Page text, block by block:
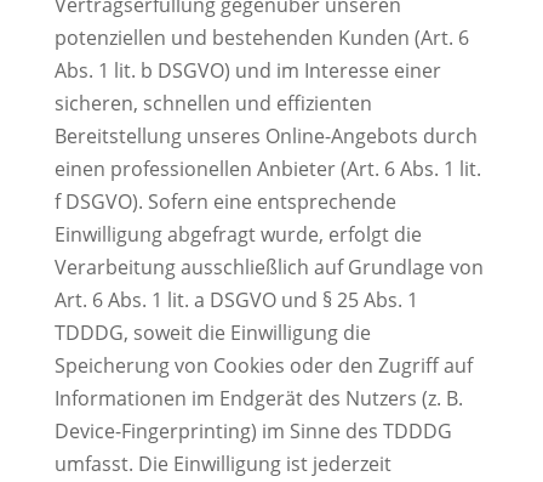
potenziellen und bestehenden Kunden (Art. 6
Abs. 1 lit. b DSGVO) und im Interesse einer
sicheren, schnellen und effizienten
Bereitstellung unseres Online-Angebots durch
einen professionellen Anbieter (Art. 6 Abs. 1 lit.
f DSGVO). Sofern eine entsprechende
Einwilligung abgefragt wurde, erfolgt die
Verarbeitung ausschließlich auf Grundlage von
Art. 6 Abs. 1 lit. a DSGVO und § 25 Abs. 1
TDDDG, soweit die Einwilligung die
Speicherung von Cookies oder den Zugriff auf
Informationen im Endgerät des Nutzers (z. B.
Device-Fingerprinting) im Sinne des TDDDG
umfasst. Die Einwilligung ist jederzeit